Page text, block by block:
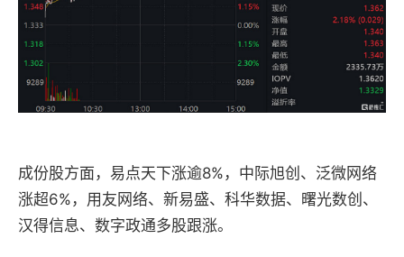
成份股方面，易点天下涨逾8%，中际旭创、泛微网络
涨超6%，用友网络、新易盛、科华数据、曙光数创、
汉得信息、数字政通多股跟涨。